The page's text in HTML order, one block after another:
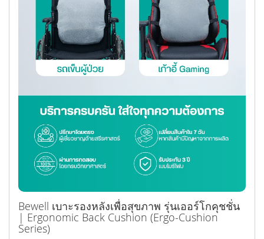
Bewell เบาะรองหลังเพื่อสุขภาพ รุ่นเออร์โกคุชชั่น
| Ergonomic Back Cushion (Ergo-Cushion
Series)